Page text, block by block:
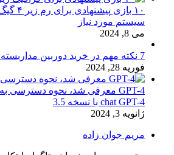
۱۰
سیستم مورد نیاز
می 8, 2024
7 نکته مهم در خرید دوربین مداربسته + راهنمای خرید
فوریه 28, 2024
chat GPT-4 با نسخه 3.5
ژانویه 3, 2024
مریم جوان زاده